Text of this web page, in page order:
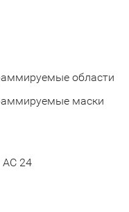
области
маски
AC 24